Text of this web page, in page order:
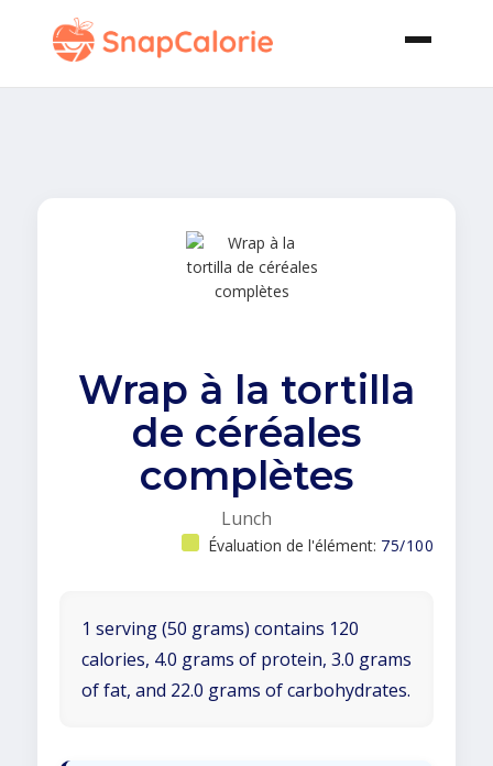
Wrap à la tortilla
de céréales
complètes
Lunch
Évaluation de l'élément: 75/100
1 serving (50 grams) contains 120
calories, 4.0 grams of protein, 3.0 grams
of fat, and 22.0 grams of carbohydrates.